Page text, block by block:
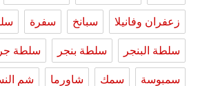
زعفران وفانيلا سبانخ سفرة
سلطة البنجر سلطة بنجر سلطة
سمبوسة سمك شاورما شم